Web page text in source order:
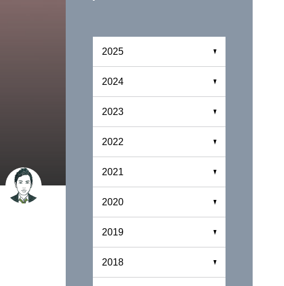
2025
2024
2023
2022
2021
2020
2019
2018